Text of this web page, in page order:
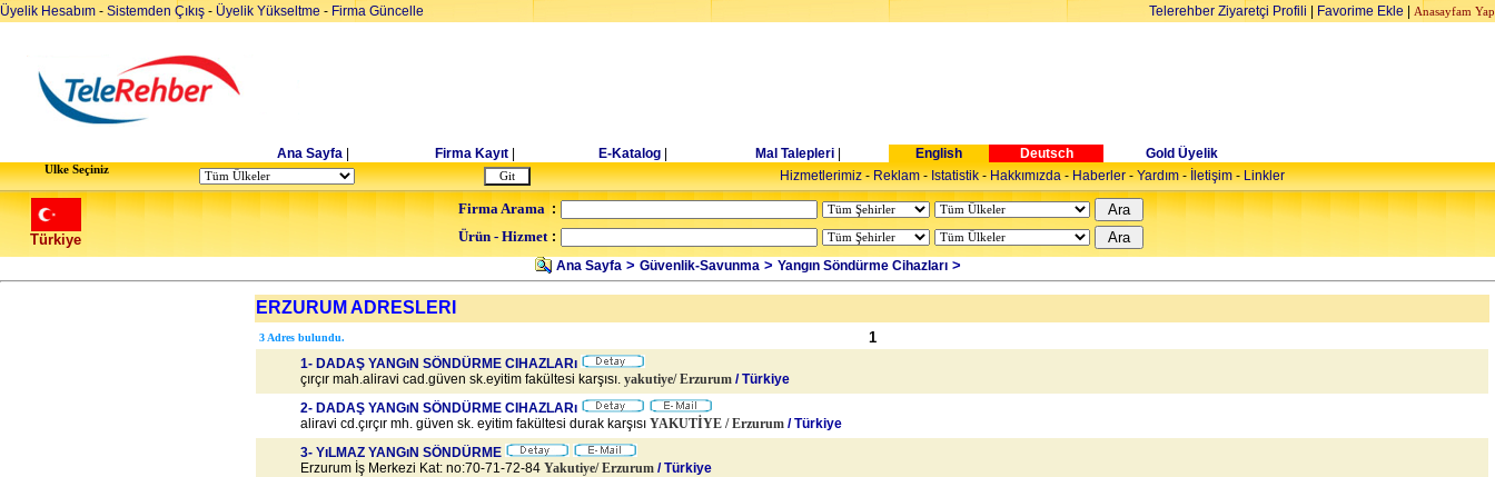
Üyelik Hesabım - Sistemden Çıkış - Üyelik Yükseltme - Firma Güncelle Telerehber Ziyaretçi Profili Favorime Ekle Anasayfam Yap
Ana Sayfa Firma Kayıt E-Katalog Mal Talepleri| English Deutsch Gold Üyelik
Ulke Seçiniz Hizmetlerimiz-Reklam-Istatistik-Hakkımızda-Haberler-Yardım-İletişim-Linkler
Türkiye
Firma Arama :
Ürün - Hizmet :
Ana Sayfa> Güvenlik-Savunma> Yangın Söndürme Cihazları>
ERZURUM ADRESLERI
3 Adres bulundu. 1
1- DADAŞ YANGıN SÖNDÜRME CIHAZLARı
çırçır mah.aliravi cad.güven sk.eyitim fakültesi karşısı. yakutiye/Erzurum / Türkiye
2- DADAŞ YANGıN SÖNDÜRME CIHAZLARı
aliravi cd.çırçır mh. güven sk. eyitim fakültesi durak karşısı YAKUTİYE /Erzurum / Türkiye
3- YıLMAZ YANGıN SÖNDÜRME
Erzurum İş Merkezi Kat: no:70-71-72-84 Yakutiye/Erzurum / Türkiye